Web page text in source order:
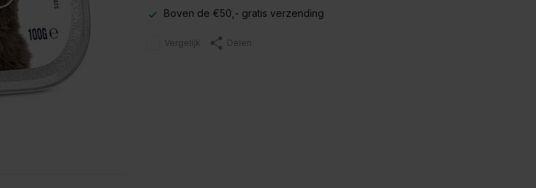
Boven de €50,- gratis verzending
Vergelijk Delen